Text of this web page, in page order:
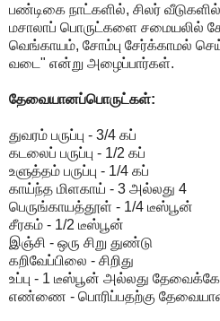
பண்டிகை நாட்களில், சிலர்
மசாலாப் பொருட்களை சமையலில்
வெங்காயம், சோம்பு சேர்க்காமல்
வடை" என்று அழைப்பார்கள்.
தேவையானப்பொருட்கள்:
துவரம் பருப்பு - 3/4 கப்
கடலைப் பருப்பு - 1/2 கப்
உளுத்தம் பருப்பு - 1/4 கப்
காய்ந்த மிளகாய் - 3 அல்லது 4
பெருங்காயத்தூள் - 1/4 டீஸ்பூன்
சீரகம் - 1/2 டீஸ்பூன்
இஞ்சி - ஒரு சிறு துண்டு
கறிவேப்பிலை - சிறிது
உப்பு - 1 டீஸ்பூன் அல்லது
எண்ணை - பொரிப்பதற்கு